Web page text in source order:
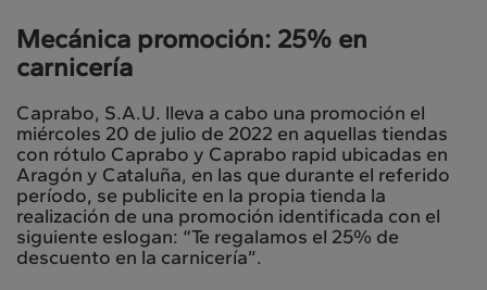
Mecánica promoción: 25% en
carnicería
Caprabo, S.A.U. lleva a cabo una promoción el
miércoles 20 de julio de 2022 en aquellas tiendas
con rótulo Caprabo y Caprabo rapid ubicadas en
Aragón y Cataluña, en las que durante el referido
período, se publicite en la propia tienda la
realización de una promoción identificada con el
siguiente eslogan: “Te regalamos el 25% de
descuento en la carnicería”.